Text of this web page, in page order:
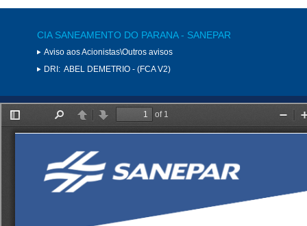
CIA SANEAMENTO DO PARANA - SANEPAR
Aviso aos Acionistas\Outros avisos
DRI: ABEL DEMETRIO - (FCA V2)